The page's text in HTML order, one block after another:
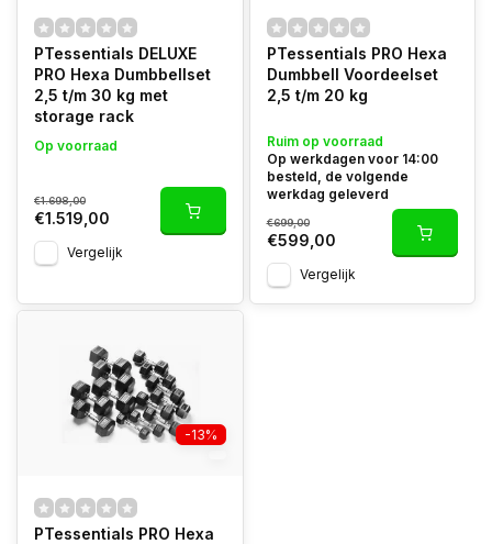
PTessentials DELUXE
PRO Hexa Dumbbellset
2,5 t/m 30 kg met
storage rack
Op voorraad
€1.698,00
€1.519,00
Vergelijk
PTessentials PRO Hexa
Dumbbell Voordeelset
2,5 t/m 20 kg
Ruim op voorraad
Op werkdagen voor 14:00
besteld, de volgende
werkdag geleverd
€699,00
€599,00
Vergelijk
-13%
PTessentials PRO Hexa